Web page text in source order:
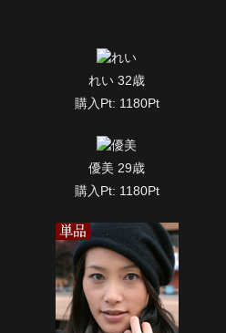
れい 32歳
購入Pt: 1180Pt
優美 29歳
購入Pt: 1180Pt